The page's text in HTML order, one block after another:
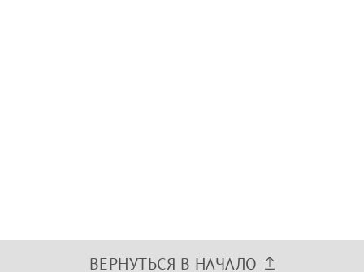
ВЕРНУТЬСЯ В НАЧАЛО